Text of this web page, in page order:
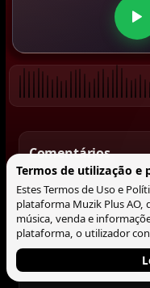
Comentários
Termos de utilização e
Estes Termos de Uso e
plataforma Muzik Plus AO,
música, venda e
plataforma, o utilizador